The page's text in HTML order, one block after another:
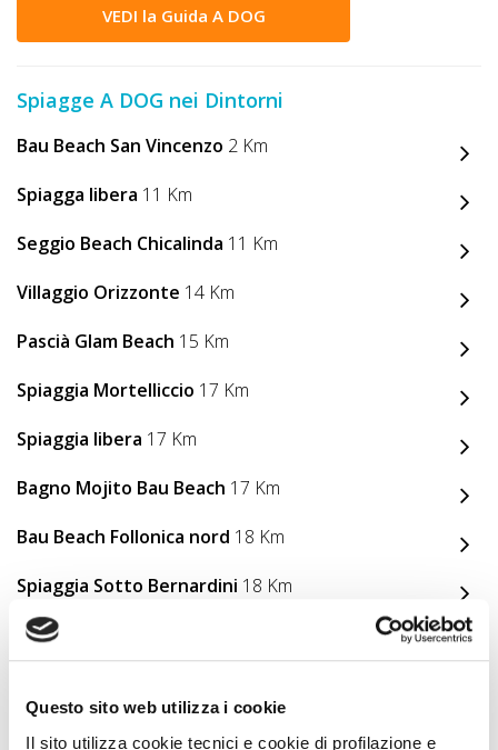
Questo sito web utilizza i cookie
Il sito utilizza cookie tecnici e cookie di profilazione e
VEDI la Guida A DOG
Spiagge A DOG nei Dintorni
Bau Beach San Vincenzo 2 Km
Spiagga libera 11 Km
Seggio Beach Chicalinda 11 Km
Villaggio Orizzonte 14 Km
Pascià Glam Beach 15 Km
Spiaggia Mortelliccio 17 Km
Spiaggia libera 17 Km
Bagno Mojito Bau Beach 17 Km
Bau Beach Follonica nord 18 Km
Spiaggia Sotto Bernardini 18 Km